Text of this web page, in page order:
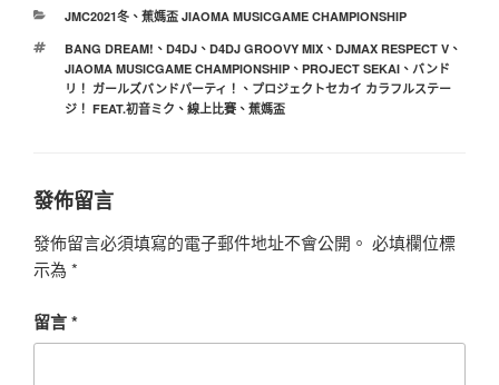
分
JMC2021冬、 蕉媽盃 JIAOMA MUSICGAME CHAMPIONSHIP
標
籤
BANG DREAM! 、 D4DJ、 D4DJ GROOVY MIX、 DJMAX RESPECT V、
JIAOMA MUSICGAME CHAMPIONSHIP、 PROJECT SEKAI、 バンド
リ！ ガールズバンドパーティ！ 、 プロジェクトセカイ カラフルステー
ジ！ FEAT.初音ミク 、 線上比賽、 蕉媽盃
發佈留言
發佈留言必須填寫的電子郵件地址不會公開。 必填欄位標
示為 *
留言*